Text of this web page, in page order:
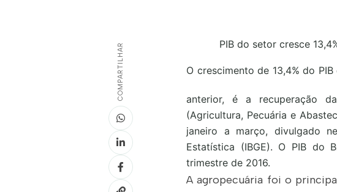
COMPARTILHAR PIB do setor cresce
O crescimento de 13,4% do
anterior, é a recuperação
(Agricultura, Pecuária e
janeiro a março, divulgado
Estatística (IBGE). O PIB do
trimestre de 2016.
A agropecuária foi o